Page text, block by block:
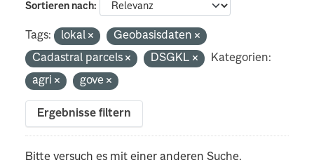
Sortieren nach
Tags: lokal
Geobasisdaten
Cadastral parcels
DSGKL
Kategorien:
agri
gove
Ergebnisse filtern
Bitte versuch es mit einer anderen Suche.